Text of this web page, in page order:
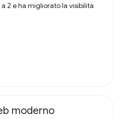
2 e ha migliorato la visibilità
moderno